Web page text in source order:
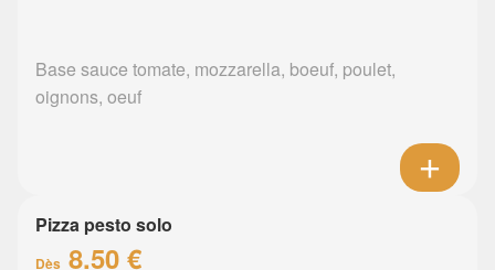
Base sauce tomate, mozzarella, boeuf, poulet,
oignons, oeuf
Pizza pesto solo
Dès 8.50 €